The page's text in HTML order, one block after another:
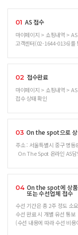
01 AS 접수
마이페이지 > 쇼핑내역 >
고객센터(02-1644-0136)를
02 접수완료
마이페이지 > 쇼핑내역 >
접수 상태 확인
03 On the spot으로 상
주소 : 서울특별시 중구 명
On The Spot 온라인 AS담
04 On the spot에 상품
또는 수선업체 접수
수선 기간은 총 2주 정도 소
수선 완료 시 개별 유선 통보
(수선 내용에 따라 수선 비